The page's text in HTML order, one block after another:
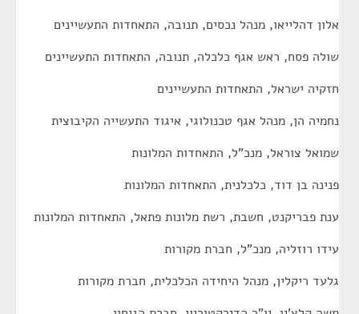
אלון דהלייאו, מנהל נכסים, תנובה, התאחדות התעשיינים
שולה פסח, ראש אגף כלכלה, תנובה, התאחדות התעשיינים
חזקיה ישראל, התאחדות התעשיינים
נחמיה הן, מנהל אגף טכנולוגי, איגוד התעשייה הקיבוצית
שמואל צוראל, מנכ"ל, התאחדות המלונות
פנינה בן דוד, כלכלנית, התאחדות המלונות
ענת פבריקנט, חשבת, רשת מלונות פתאל, התאחדות המלונות
עידו רוזליה, מנכ"ל, חברת מקורות
גלעד ריקלין, מנהל היחידה הכלכלית, חברת מקורות